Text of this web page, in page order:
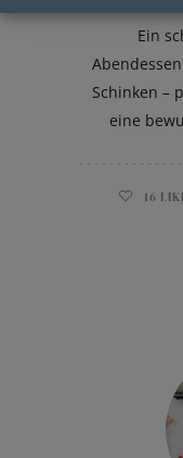
Ein
Schinken –
eine
16